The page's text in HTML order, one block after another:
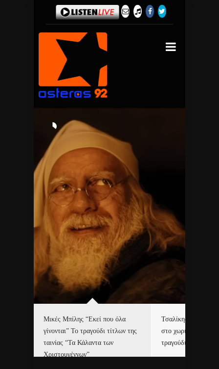
Μικές Μπίλης “Εκεί που όλα
γίνονται” Το τραγούδι τίτλων της
ταινίας “Τα Κάλαντα των
Χριστουγέννων”
Τσαλίκης,
στο χωριό του Άι
τραγούδι και video